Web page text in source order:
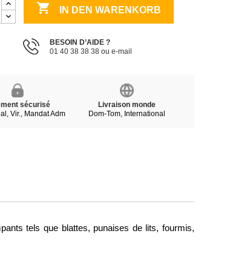
 IN DEN WARENKORB
BESOIN D’AIDE ?
01 40 38 38 38 ou e-mail
sécurisé
Vir., Mandat Adm
Livraison monde
Dom-Tom, International
tels que blattes, punaises de lits, fourmis,